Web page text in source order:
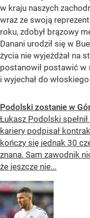
w kraju naszych
wraz ze swoją
roku, zdobył brązowy
Danani urodził się w
życia nie wyjeżdżał na
postanowił postawić w
i wyjechał do
Podolski zostanie w
Łukasz Podolski
kariery podpisał
kończy się jednak 30
znana. Sam zawodnik
że jeszcze nie...